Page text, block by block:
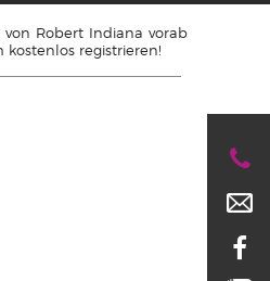
Robert Indiana vorab
registrieren!